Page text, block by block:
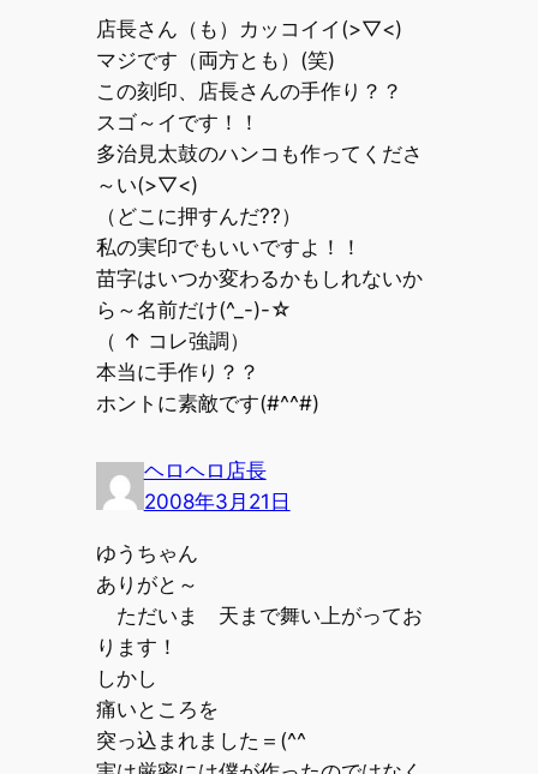
店長さん（も）カッコイイ(>▽<)
マジです（両方とも）(笑)
この刻印、店長さんの手作り？？
スゴ～イです！！
多治見太鼓のハンコも作ってくださ
～い(>▽<)
（どこに押すんだ??）
私の実印でもいいですよ！！
苗字はいつか変わるかもしれないか
ら～名前だけ(^_-)-☆
（ ↑ コレ強調）
本当に手作り？？
ホントに素敵です(#^^#)
ヘロヘロ店長
2008年3月21日
ゆうちゃん
ありがと～
ただいま 天まで舞い上がってお
ります！
しかし
痛いところを
突っ込まれました＝(^^ゞ